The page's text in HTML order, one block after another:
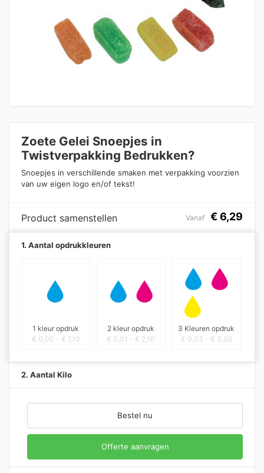
Zoete Gelei Snoepjes in
Twistverpakking Bedrukken?
Snoepjes in verschillende smaken met verpakking voorzien
van uw eigen logo en/of tekst!
Product samenstellen Vanaf €6,29
1. Aantal opdrukkleuren
1 kleur opdruk
€ 0,00 - € 1,10
2 kleur opdruk
€ 0,01 - € 2,10
3 Kleuren opdruk
€ 0,03 - € 3,05
2. Aantal Kilo
Bestel nu
Offerte aanvragen